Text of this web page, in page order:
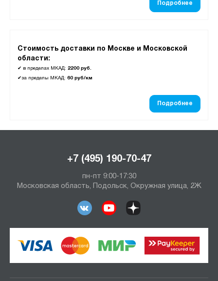
Подробнее
Стоимость доставки по Москве и Московской
области:
✔ в пределах МКАД: 2200 руб.
✔за пределы МКАД: 60 руб/км
Подробнее
+7 (495) 190-70-47
пн-пт 9:00-17:30
Московская область, Подольск, Окружная улица, 2Ж